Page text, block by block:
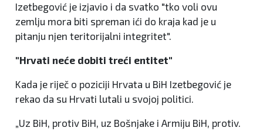
Izetbegović je izjavio i da svatko "tko voli ovu
zemlju mora biti spreman ići do kraja kad je u
pitanju njen teritorijalni integritet".
"Hrvati neće dobiti treći entitet"
Kada je riječ o poziciji Hrvata u BiH Izetbegović je
rekao da su Hrvati lutali u svojoj politici.
„Uz BiH, protiv BiH, uz Bošnjake i Armiju BiH, protiv.